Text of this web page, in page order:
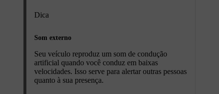
Dica
Som externo
Seu veículo reproduz um som de condução
artificial quando você conduz em baixas
velocidades. Isso serve para alertar outras pessoas
quanto à sua presença.